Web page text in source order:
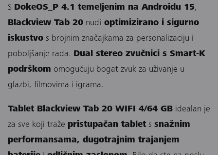
S DokeOS_P 4.1 temeljenim na Androidu 15,
Blackview Tab 20 nudi optimizirano i sigurno
iskustvo s brojnim značajkama za personalizaciju i
poboljšanje rada. Dual stereo zvučnici s Smart-K
podrškom omogućuju bogat zvuk za uživanje u
glazbi, filmovima i igrama.
Tablet Blackview Tab 20 WIFI 4/64 GB idealan je
za sve koji traže pristupačan tablet s snažnim
performansama, dugotrajnim trajanjem